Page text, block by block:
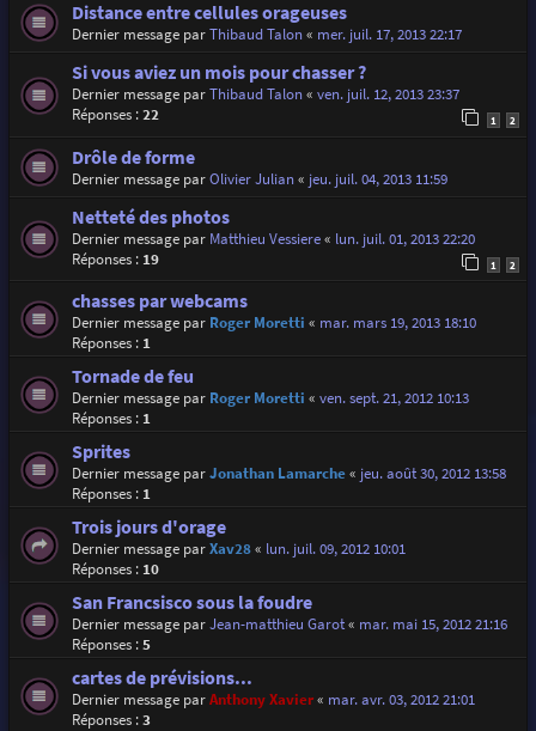
Distance entre cellules orageuses
Dernier message parThibaud Talon« mer. juil. 17, 2013 22:17
Si vous aviez un mois pour chasser ?
Dernier message parThibaud Talon« ven. juil. 12, 2013 23:37
Réponses :22 1 2
Drôle de forme
Dernier message parOlivier Julian« jeu. juil. 04, 2013 11:59
Netteté des photos
Dernier message par Matthieu Vessiere« lun. juil. 01, 2013 22:20
Réponses : 19 1 2
chasses par webcams
Dernier message par Roger Moretti « mar. mars 19, 2013 18:10
Réponses : 1
Tornade de feu
Dernier message par Roger Moretti « ven. sept. 21, 2012 10:13
Réponses : 1
Sprites
Dernier message parJonathan Lamarche« jeu. août 30, 2012 13:58
Réponses : 1
Trois jours d'orage
Dernier message parXav28« lun. juil. 09, 2012 10:01
Réponses : 10
San Francsisco sous la foudre
Dernier message parJean-matthieu Garot« mar. mai 15, 2012 21:16
Réponses :5
cartes de prévisions...
Dernier message parAnthony Xavier« mar. avr. 03, 2012 21:01
Réponses :3